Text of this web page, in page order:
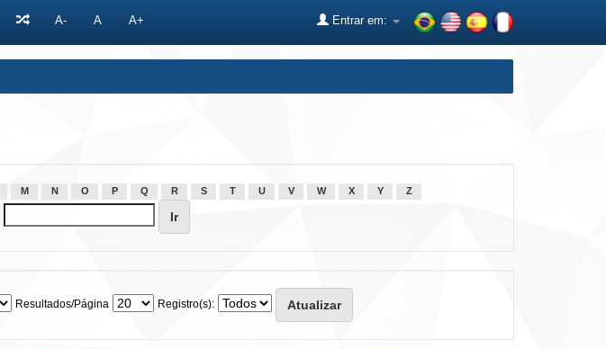
A- A A+ Entrar em:
M N O P Q R S T U V W X Y Z
Resultados/Página Registro(s):